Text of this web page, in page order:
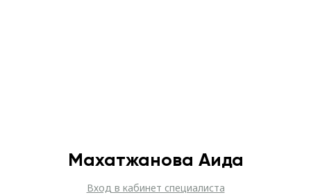
Махатжанова Аида
Вход в кабинет специалиста